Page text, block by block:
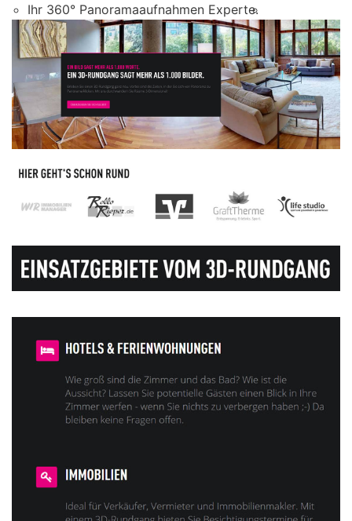
Ihr 360° Panoramaaufnahmen Experte.